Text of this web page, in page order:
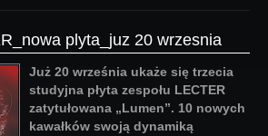
plyta_juz 20 wrzesnia
Już 20 września ukaże się trzecia
studyjna płyta zespołu LECTER
zatytułowana „Lumen”. 10 nowych
kawałków swoją dynamiką